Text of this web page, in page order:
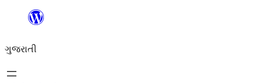
કંટેન્ટ(લખાણ)
જાઓ
ગુજરાતી